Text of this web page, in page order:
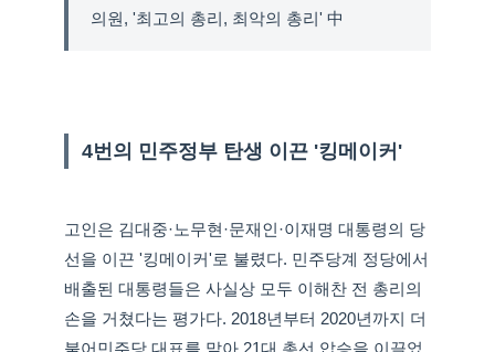
의원, '최고의 총리, 최악의 총리' 中
4번의 민주정부 탄생 이끈 '킹메이커'
고인은 김대중·노무현·문재인·이재명 대통령의 당
선을 이끈 '킹메이커'로 불렸다. 민주당계 정당에서
배출된 대통령들은 사실상 모두 이해찬 전 총리의
손을 거쳤다는 평가다. 2018년부터 2020년까지 더
불어민주당 대표를 맡아 21대 총선 압승을 이끌었